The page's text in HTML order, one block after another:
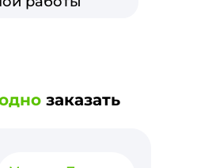
заказать